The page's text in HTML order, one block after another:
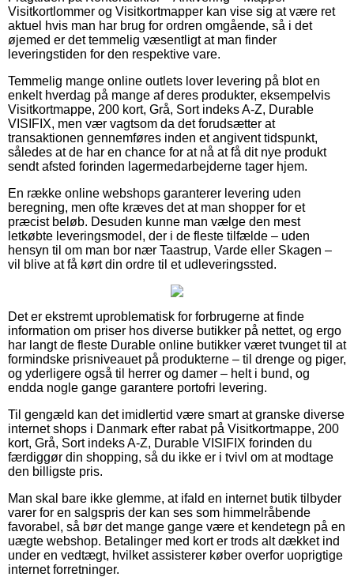
Visitkortlommer og Visitkortmapper kan vise sig at være ret
aktuel hvis man har brug for ordren omgående, så i det
øjemed er det temmelig væsentligt at man finder
leveringstiden for den respektive vare.
Temmelig mange online outlets lover levering på blot en
enkelt hverdag på mange af deres produkter, eksempelvis
Visitkortmappe, 200 kort, Grå, Sort indeks A-Z, Durable
VISIFIX, men vær vagtsom da det forudsætter at
transaktionen gennemføres inden et angivent tidspunkt,
således at de har en chance for at nå at få dit nye produkt
sendt afsted forinden lagermedarbejderne tager hjem.
En række online webshops garanterer levering uden
beregning, men ofte kræves det at man shopper for et
præcist beløb. Desuden kunne man vælge den mest
letkøbte leveringsmodel, der i de fleste tilfælde – uden
hensyn til om man bor nær Taastrup, Varde eller Skagen –
vil blive at få kørt din ordre til et udleveringssted.
Det er ekstremt uproblematisk for forbrugerne at finde
information om priser hos diverse butikker på nettet, og ergo
har langt de fleste Durable online butikker været tvunget til at
formindske prisniveauet på produkterne – til drenge og piger,
og yderligere også til herrer og damer – helt i bund, og
endda nogle gange garantere portofri levering.
Til gengæld kan det imidlertid være smart at granske diverse
internet shops i Danmark efter rabat på Visitkortmappe, 200
kort, Grå, Sort indeks A-Z, Durable VISIFIX forinden du
færdiggør din shopping, så du ikke er i tvivl om at modtage
den billigste pris.
Man skal bare ikke glemme, at ifald en internet butik tilbyder
varer for en salgspris der kan ses som himmelråbende
favorabel, så bør det mange gange være et kendetegn på en
uægte webshop. Betalinger med kort er trods alt dækket ind
under en vedtægt, hvilket assisterer køber overfor uoprigtige
internet forretninger.